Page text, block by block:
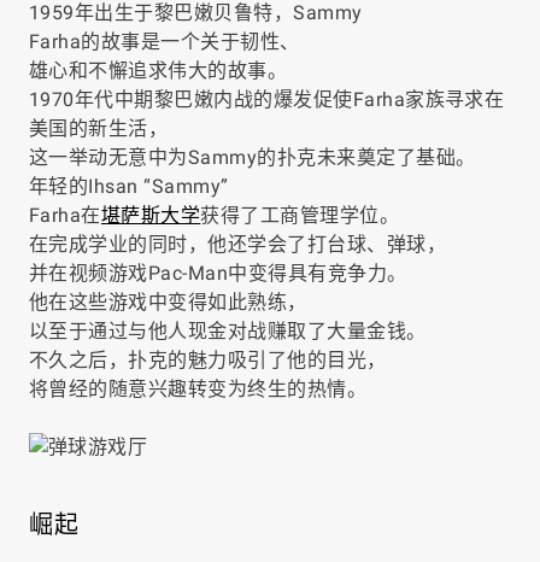
1959年出生于黎巴嫩贝鲁特，Sammy
Farha的故事是一个关于韧性、
雄心和不懈追求伟大的故事。
1970年代中期黎巴嫩内战的爆发促使Farha家族寻求在
美国的新生活，
这一举动无意中为Sammy的扑克未来奠定了基础。
年轻的Ihsan “Sammy”
Farha在堪萨斯大学获得了工商管理学位。
在完成学业的同时，他还学会了打台球、弹球，
并在视频游戏Pac-Man中变得具有竞争力。
他在这些游戏中变得如此熟练，
以至于通过与他人现金对战赚取了大量金钱。
不久之后，扑克的魅力吸引了他的目光，
将曾经的随意兴趣转变为终生的热情。
崛起